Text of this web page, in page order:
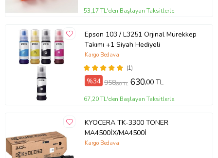
53,17 TL'den Başlayan Taksitlerle
Epson 103 / L3251 Orjinal Mürekkep
Takımı +1 Siyah Hediyeli
(1)
Kargo Bedava
%34 958,80 TL 630,00 TL
67,20 TL'den Başlayan Taksitlerle
KYOCERA TK-3300 TONER
MA4500İX/MA4500İ
Kargo Bedava